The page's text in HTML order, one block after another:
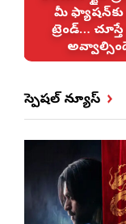
కొత్త
చూస్తే ఫిదా
స్పెషల్ న్యూస్